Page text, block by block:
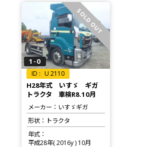
SOLD OUT
1-0
U 2110
H28年式 いすゞ ギガ
トラクタ 車検R8.10月
メーカー
いすゞギガ
形状
トラクタ
年式
平成28年( 2016y ) 10月